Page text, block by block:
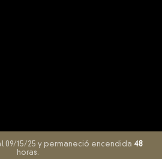
09/15/25 y permaneció encendida 48
horas.